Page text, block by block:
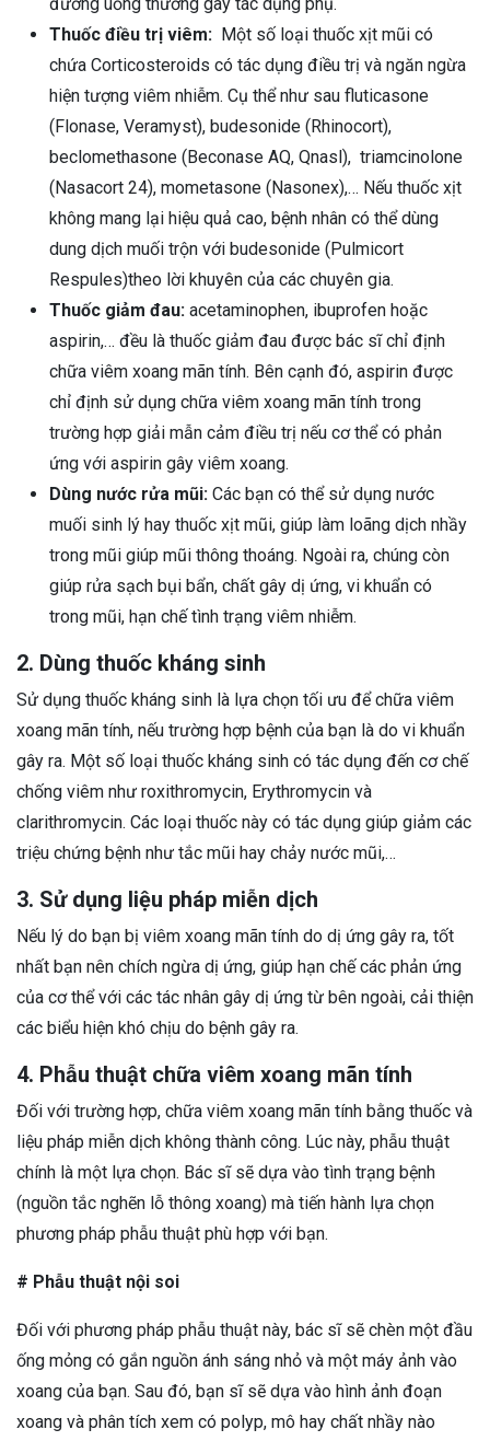
đường uống thường gây tác dụng phụ.
Thuốc điều trị viêm: Một số loại thuốc xịt mũi có
chứa Corticosteroids có tác dụng điều trị và ngăn ngừa
hiện tượng viêm nhiễm. Cụ thể như sau fluticasone
(Flonase, Veramyst), budesonide (Rhinocort),
beclomethasone (Beconase AQ, Qnasl), triamcinolone
(Nasacort 24), mometasone (Nasonex),… Nếu thuốc xịt
không mang lại hiệu quả cao, bệnh nhân có thể dùng
dung dịch muối trộn với budesonide (Pulmicort
Respules)theo lời khuyên của các chuyên gia.
Thuốc giảm đau: acetaminophen, ibuprofen hoặc
aspirin,… đều là thuốc giảm đau được bác sĩ chỉ định
chữa viêm xoang mãn tính. Bên cạnh đó, aspirin được
chỉ định sử dụng chữa viêm xoang mãn tính trong
trường hợp giải mẫn cảm điều trị nếu cơ thể có phản
ứng với aspirin gây viêm xoang.
Dùng nước rửa mũi: Các bạn có thể sử dụng nước
muối sinh lý hay thuốc xịt mũi, giúp làm loãng dịch nhầy
trong mũi giúp mũi thông thoáng. Ngoài ra, chúng còn
giúp rửa sạch bụi bẩn, chất gây dị ứng, vi khuẩn có
trong mũi, hạn chế tình trạng viêm nhiễm.
2. Dùng thuốc kháng sinh
Sử dụng thuốc kháng sinh là lựa chọn tối ưu để chữa viêm
xoang mãn tính, nếu trường hợp bệnh của bạn là do vi khuẩn
gây ra. Một số loại thuốc kháng sinh có tác dụng đến cơ chế
chống viêm như roxithromycin, Erythromycin và
clarithromycin. Các loại thuốc này có tác dụng giúp giảm các
triệu chứng bệnh như tắc mũi hay chảy nước mũi,…
3. Sử dụng liệu pháp miễn dịch
Nếu lý do bạn bị viêm xoang mãn tính do dị ứng gây ra, tốt
nhất bạn nên chích ngừa dị ứng, giúp hạn chế các phản ứng
của cơ thể với các tác nhân gây dị ứng từ bên ngoài, cải thiện
các biểu hiện khó chịu do bệnh gây ra.
4. Phẫu thuật chữa viêm xoang mãn tính
Đối với trường hợp, chữa viêm xoang mãn tính bằng thuốc và
liệu pháp miễn dịch không thành công. Lúc này, phẫu thuật
chính là một lựa chọn. Bác sĩ sẽ dựa vào tình trạng bệnh
(nguồn tắc nghẽn lỗ thông xoang) mà tiến hành lựa chọn
phương pháp phẫu thuật phù hợp với bạn.
# Phẫu thuật nội soi
Đối với phương pháp phẫu thuật này, bác sĩ sẽ chèn một đầu
ống mỏng có gắn nguồn ánh sáng nhỏ và một máy ảnh vào
xoang của bạn. Sau đó, bạn sĩ sẽ dựa vào hình ảnh đoạn
xoang và phân tích xem có polyp, mô hay chất nhầy nào